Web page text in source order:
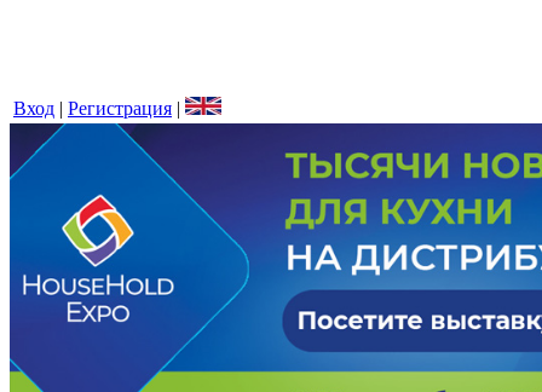
Вход | Регистрация |